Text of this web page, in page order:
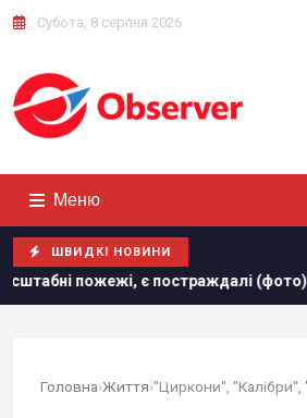
Субота, 8 серпня 2026
Меню
ШВИДКІ НОВИНИ
(фото) РФ повністю
Головна›Життя›